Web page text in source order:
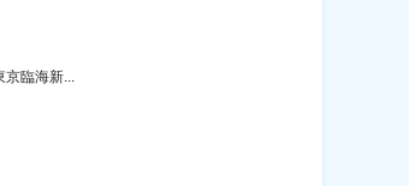
臨海新...